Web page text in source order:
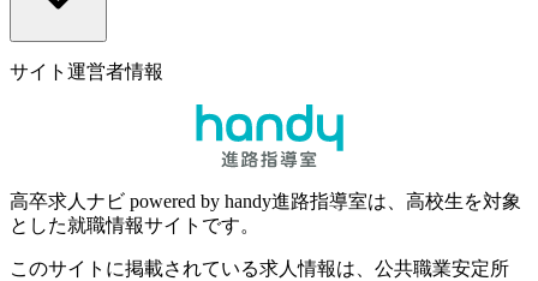
サイト運営者情報
高卒求人ナビ powered by handy進路指導室は、高校生を対象
とした就職情報サイトです。
このサイトに掲載されている求人情報は、公共職業安定所